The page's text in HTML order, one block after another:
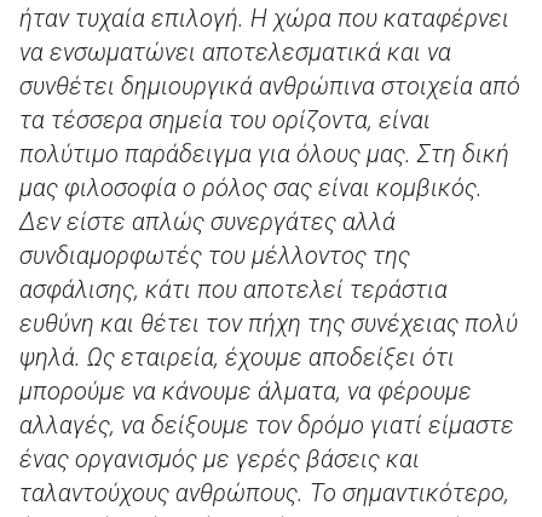
ήταν τυχαία επιλογή. Η χώρα που καταφέρνει
να ενσωματώνει αποτελεσματικά και να
συνθέτει δημιουργικά ανθρώπινα στοιχεία από
τα τέσσερα σημεία του ορίζοντα, είναι
πολύτιμο παράδειγμα για όλους μας. Στη δική
μας φιλοσοφία ο ρόλος σας είναι κομβικός.
Δεν είστε απλώς συνεργάτες αλλά
συνδιαμορφωτές του μέλλοντος της
ασφάλισης, κάτι που αποτελεί τεράστια
ευθύνη και θέτει τον πήχη της συνέχειας πολύ
ψηλά. Ως εταιρεία, έχουμε αποδείξει ότι
μπορούμε να κάνουμε άλματα, να φέρουμε
αλλαγές, να δείξουμε τον δρόμο γιατί είμαστε
ένας οργανισμός με γερές βάσεις και
ταλαντούχους ανθρώπους. Το σημαντικότερο,